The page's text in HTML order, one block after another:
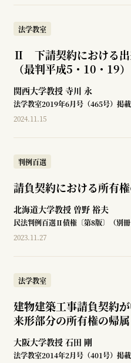
法学教室
Ⅱ 下請契約における出
（最判平成5・10・19）
関西大学教授 寺川 永
法学教室2019年6月号（465号）掲載
2024.11.15
判例百選
請負契約における所有
北海道大学教授 曽野 裕夫
民法判例百選Ⅱ債権〔第8版〕（別
2023.11.27
法学教室
建物建築工事請負契約
来形部分の所有権の帰属
大阪大学教授 石田 剛
法学教室2014年2月号（401号）掲載